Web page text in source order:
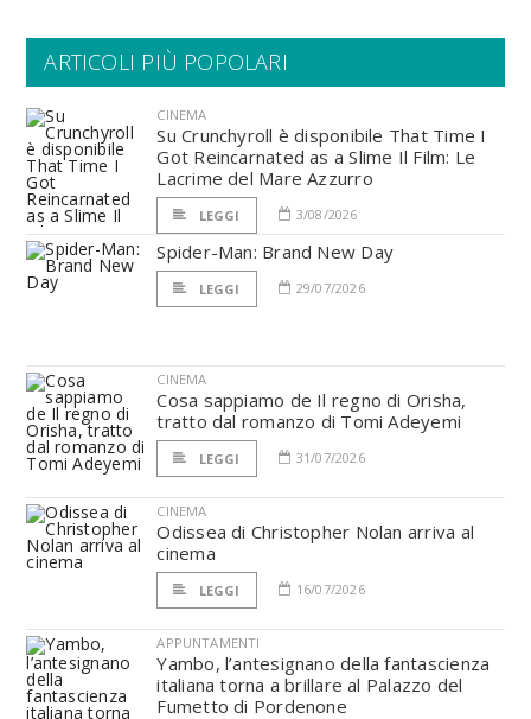
ARTICOLI PIÙ POPOLARI
CINEMA
Su Crunchyroll è disponibile That Time I
Got Reincarnated as a Slime Il Film: Le
Lacrime del Mare Azzurro
LEGGI 3/08/2026
Spider-Man: Brand New Day
LEGGI 29/07/2026
CINEMA
Cosa sappiamo de Il regno di Orisha,
tratto dal romanzo di Tomi Adeyemi
LEGGI 31/07/2026
CINEMA
Odissea di Christopher Nolan arriva al
cinema
LEGGI 16/07/2026
APPUNTAMENTI
Yambo, l’antesignano della fantascienza
italiana torna a brillare al Palazzo del
Fumetto di Pordenone